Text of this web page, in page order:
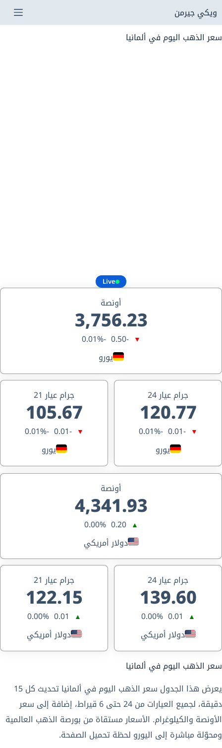
التجاوز
إلى
المحتوى
ويكي جيرمن
سعر الذهب اليوم في ألمانيا
Live
أونصة
3,756.23
▼
-0.50
-0.01%
يورو
جرام عيار 24
120.77
▼
-0.01
-0.01%
يورو
جرام عيار 21
105.67
▼
-0.01
-0.01%
يورو
أونصة
4,341.93
▲
0.20
0.00%
دولار أمريكي
جرام عيار 24
139.60
▲
0.01
0.00%
دولار أمريكي
جرام عيار 21
122.15
▲
0.01
0.00%
دولار أمريكي
سعر الذهب اليوم في ألمانيا
يعرض هذا الجدول سعر الذهب اليوم في ألمانيا تحديث كل 15
دقيقة، لجميع العيارات من 24 حتى 6 قيراط، إضافة إلى سعر
الأونصة والكيلوغرام. الأسعار مستقاة من بورصة الذهب العالمية
ومحوّلة مباشرة إلى اليورو لحظة تحميل الصفحة.